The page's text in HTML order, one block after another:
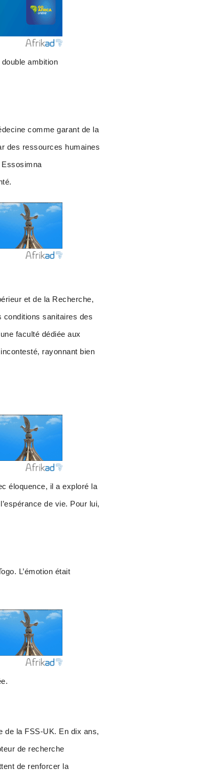
ambition
comme garant de la
des ressources humaines
Essosimna
et de la Recherche,
conditions sanitaires des
faculté dédiée aux
rayonnant bien
éloquence, il a exploré la
de vie. Pour lui,
L’émotion était
de la FSS-UK. En dix ans,
de recherche
de renforcer la